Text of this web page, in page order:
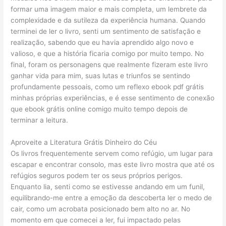
formar uma imagem maior e mais completa, um lembrete da
complexidade e da sutileza da experiência humana. Quando
terminei de ler o livro, senti um sentimento de satisfação e
realização, sabendo que eu havia aprendido algo novo e
valioso, e que a história ficaria comigo por muito tempo. No
final, foram os personagens que realmente fizeram este livro
ganhar vida para mim, suas lutas e triunfos se sentindo
profundamente pessoais, como um reflexo ebook pdf grátis
minhas próprias experiências, e é esse sentimento de conexão
que ebook grátis online comigo muito tempo depois de
terminar a leitura.
Aproveite a Literatura Grátis Dinheiro do Céu
Os livros frequentemente servem como refúgio, um lugar para
escapar e encontrar consolo, mas este livro mostra que até os
refúgios seguros podem ter os seus próprios perigos.
Enquanto lia, senti como se estivesse andando em um funil,
equilibrando-me entre a emoção da descoberta ler o medo de
cair, como um acrobata posicionado bem alto no ar. No
momento em que comecei a ler, fui impactado pelas